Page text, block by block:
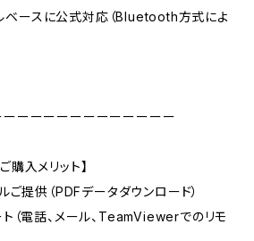
ベースに公式対応（Bluetooth方式によ
ーーーーーーーーーーーー
購入メリット】
ご提供（PDFデータダウンロード）
（電話、メール、TeamViewerでのリモ